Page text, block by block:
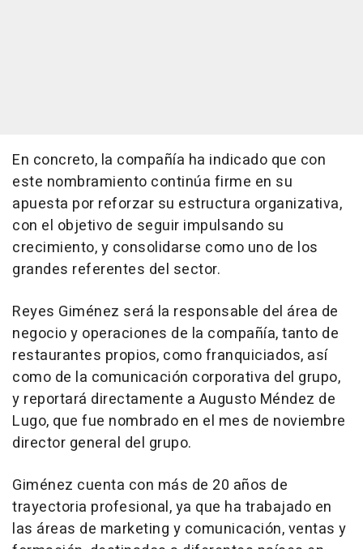
En concreto, la compañía ha indicado que con
este nombramiento continúa firme en su
apuesta por reforzar su estructura organizativa,
con el objetivo de seguir impulsando su
crecimiento, y consolidarse como uno de los
grandes referentes del sector.
Reyes Giménez será la responsable del área de
negocio y operaciones de la compañía, tanto de
restaurantes propios, como franquiciados, así
como de la comunicación corporativa del grupo,
y reportará directamente a Augusto Méndez de
Lugo, que fue nombrado en el mes de noviembre
director general del grupo.
Giménez cuenta con más de 20 años de
trayectoria profesional, ya que ha trabajado en
las áreas de marketing y comunicación, ventas y